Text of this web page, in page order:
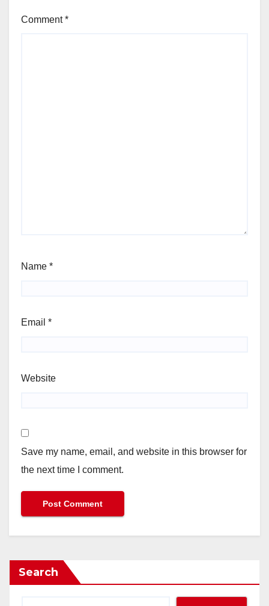
Comment*
Name *
Email *
Website
Save my name, email, and website in this browser for
the next time I comment.
Search